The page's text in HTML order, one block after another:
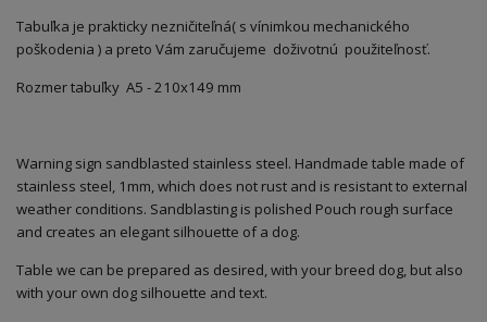
Tabuľka je prakticky nezničiteľná( s vínimkou mechanického
poškodenia ) a preto Vám zaručujeme doživotnú použiteľnosť.
Rozmer tabuľky A5 - 210x149 mm
Warning sign sandblasted stainless steel. Handmade table made of
stainless steel, 1mm, which does not rust and is resistant to external
weather conditions. Sandblasting is polished Pouch rough surface
and creates an elegant silhouette of a dog.
Table we can be prepared as desired, with your breed dog, but also
with your own dog silhouette and text.